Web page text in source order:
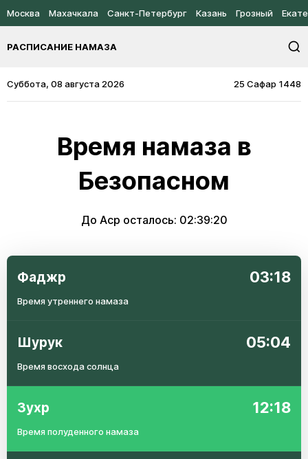
Москва Махачкала Санкт-Петербург Казань Грозный
РАСПИСАНИЕ НАМАЗА
Суббота, 08 августа 2026 25 Сафар 1448
Время намаза в
Безопасном
До Аср осталось: 02:39:20
Фаджр 03:18
Время утреннего намаза
Шурук 05:04
Время восхода солнца
Зухр 12:18
Время полуденного намаза